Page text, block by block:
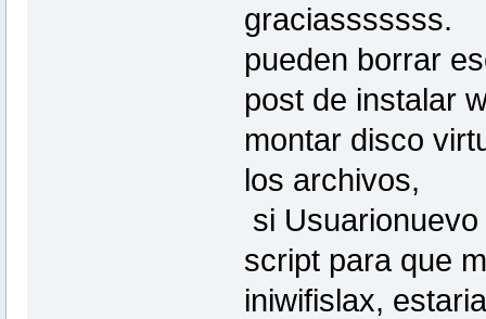
graciasssssss.
pueden borrar
post de instalar
montar disco
los archivos,
si
script para que
iniwifislax,